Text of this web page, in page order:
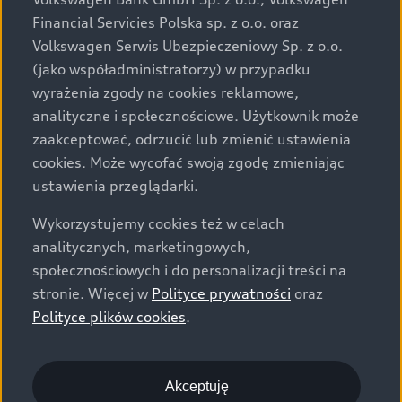
za dopłatą. Wiążące ustalenie ceny, wyposażenia i
specyfikacji pojazdu następują w umowie sprzedaży, a
określenie parametrów technicznych zawiera
świadectwo homologacji typu pojazdu. Zastrzegamy
sobie prawo do zmian i pomyłek. Wszelkie informacje
prezentowane na stronie są aktualne na dzień ich
zamieszczania. W celu uzyskania najnowszych
informacji prosimy kontaktować się z Partnerem Marki
Audi.
Wszystkie produkowane obecnie samochody marki Audi
są wykonywane z materiałów spełniających pod
względem możliwości odzysku i recyklingu wymagania
określone w normie ISO 22628 i są zgodne z
europejskimi świadectwami homologacji wydanymi wg
o.o. podlega obowiązkowi zapewnienia wszystkim
użytkownikom samochodów marki Volkswagen sieci
Financial Servicies Polska sp. z o.o. oraz
Volkswagen Serwis Ubezpieczeniowy Sp. z o.o.
(jako współadministratorzy) w przypadku
wyrażenia zgody na cookies reklamowe,
analityczne i społecznościowe. Użytkownik może
zaakceptować, odrzucić lub zmienić ustawienia
cookies. Może wycofać swoją zgodę zmieniając
ustawienia przeglądarki.
Wykorzystujemy cookies też w celach
analitycznych, marketingowych,
społecznościowych i do personalizacji treści na
stronie. Więcej w Polityce prywatności oraz
Polityce plików cookies.
Akceptuję